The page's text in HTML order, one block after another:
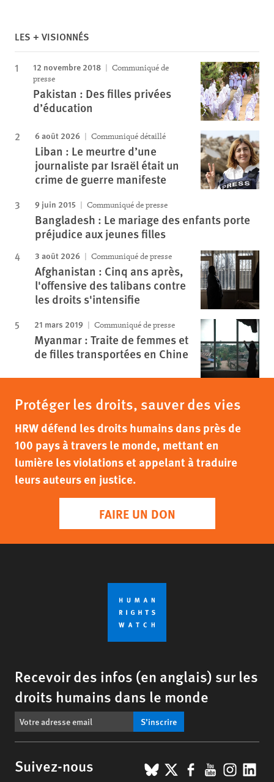
LES + VISIONNÉS
12 novembre 2018
Communiqué de
presse
Pakistan : Des filles privées
d’éducation
6 août 2026 Communiqué détaillé
Liban : Le meurtre d’une
journaliste par Israël était un
crime de guerre manifeste
9 juin 2015 Communiqué de presse
Bangladesh : Le mariage des enfants porte
préjudice aux jeunes filles
3 août 2026 Communiqué de presse
Afghanistan : Cinq ans après,
l'offensive des talibans contre
les droits s'intensifie
21 mars 2019 Communiqué de presse
Myanmar : Traite de femmes et
de filles transportées en Chine
Protéger les droits, sauver des vies
HRW défend les droits humains dans près de
100 pays à travers le monde, mettant en
lumière les violations et appelant à traduire
leurs auteurs en justice.
FAIRE UN DON
Recevoir des infos (en anglais) sur les
droits humains dans le monde
S’inscrire
Suivez-nous BlueSky
X Facebook
YouTube